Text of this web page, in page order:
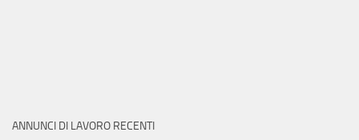
ANNUNCI DI LAVORO RECENTI